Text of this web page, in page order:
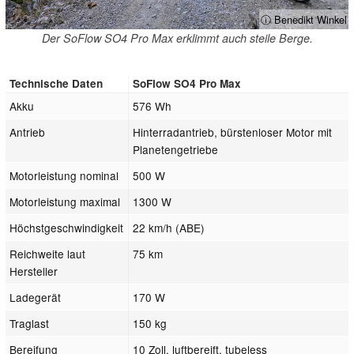
ⓘ Benedikt Winkel
Der SoFlow SO4 Pro Max erklimmt auch steile Berge.
Technische Daten SoFlow SO4 Pro Max
Akku
576 Wh
Antrieb
Hinterradantrieb, bürstenloser Motor mit
Planetengetriebe
Motorleistung nominal
500 W
Motorleistung maximal
1300 W
Höchstgeschwindigkeit
22 km/h (ABE)
Reichweite laut
Hersteller
75 km
Ladegerät
170 W
Traglast
150 kg
Bereifung
10 Zoll, luftbereift, tubeless